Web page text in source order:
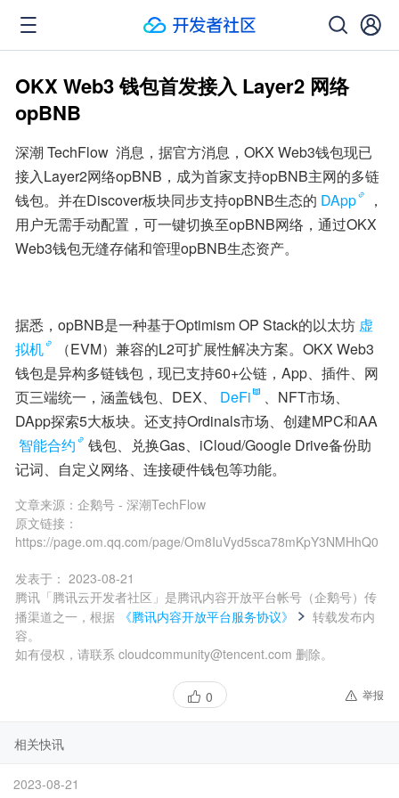
OKX Web3 钱包首发接入 Layer2 网络
opBNB
深潮 TechFlow  消息，据官方消息，OKX Web3钱包现已
接入Layer2网络opBNB，成为首家支持opBNB主网的多链
钱包。并在Discover板块同步支持opBNB生态的 DApp
，
用户无需手动配置，可一键切换至opBNB网络，通过OKX
Web3钱包无缝存储和管理opBNB生态资产。
据悉，opBNB是一种基于Optimism OP Stack的以太坊 虚
拟机
（EVM）兼容的L2可扩展性解决方案。OKX Web3
钱包是异构多链钱包，现已支持60+公链，App、插件、网
页三端统一，涵盖钱包、DEX、
DeFi
、NFT市场、
DApp探索5大板块。还支持Ordinals市场、创建MPC和AA
智能合约
钱包、兑换Gas、iCloud/Google Drive备份助
记词、自定义网络、连接硬件钱包等功能。
文章来源： 企鹅号 - 深潮TechFlow
原文链接：
https://page.om.qq.com/page/Om8IuVyd5sca78mKpY3NMHhQ0
发表于： 2023-08-21
腾讯「腾讯云开发者社区」是腾讯内容开放平台帐号（企鹅号）传
播渠道之一，根据
《腾讯内容开放平台服务协议》
转载发布内
容。
如有侵权，请联系 cloudcommunity@tencent.com 删除。
0 举报
相关快讯
2023-08-21